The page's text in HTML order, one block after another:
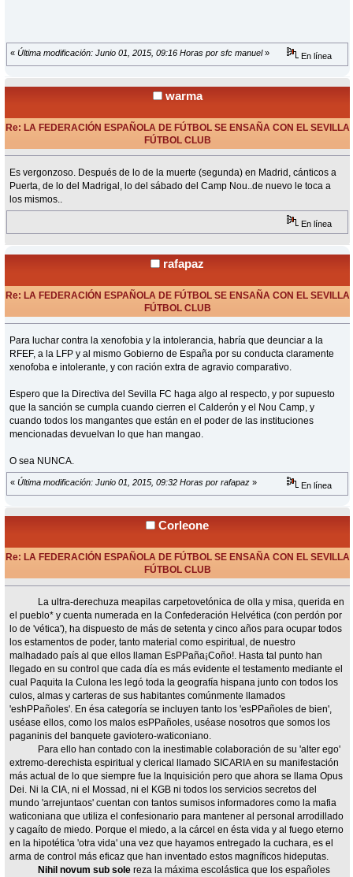
« Última modificación: Junio 01, 2015, 09:16 Horas por sfc manuel» En línea
warma
Re: LA FEDERACIÓN ESPAÑOLA DE FÚTBOL SE ENSAÑA CON EL SEVILLA
FÚTBOL CLUB
Es vergonzoso. Después de lo de la muerte (segunda) en Madrid, cánticos a
Puerta, de lo del Madrigal, lo del sábado del Camp Nou..de nuevo le toca a
los mismos..
En línea
rafapaz
Re: LA FEDERACIÓN ESPAÑOLA DE FÚTBOL SE ENSAÑA CON EL SEVILLA
FÚTBOL CLUB
Para luchar contra la xenofobia y la intolerancia, habría que deunciar a la
RFEF, a la LFP y al mismo Gobierno de España por su conducta claramente
xenofoba e intolerante, y con ración extra de agravio comparativo.
Espero que la Directiva del Sevilla FC haga algo al respecto, y por supuesto
que la sanción se cumpla cuando cierren el Calderón y el Nou Camp, y
cuando todos los mangantes que están en el poder de las instituciones
mencionadas devuelvan lo que han mangao.
O sea NUNCA.
« Última modificación: Junio 01, 2015, 09:32 Horas por rafapaz » En línea
Corleone
Re: LA FEDERACIÓN ESPAÑOLA DE FÚTBOL SE ENSAÑA CON EL SEVILLA
FÚTBOL CLUB
La ultra-derechuza meapilas carpetovetónica de olla y misa, querida en
el pueblo* y cuenta numerada en la Confederación Helvética (con perdón por
lo de 'vética'), ha dispuesto de más de setenta y cinco años para ocupar todos
los estamentos de poder, tanto material como espiritual, de nuestro
malhadado país al que ellos llaman EsPPaña¡Coño!. Hasta tal punto han
llegado en su control que cada día es más evidente el testamento mediante el
cual Paquita la Culona les legó toda la geografía hispana junto con todos los
culos, almas y carteras de sus habitantes comúnmente llamados
'eshPPañoles'. En ésa categoría se incluyen tanto los 'esPPañoles de bien',
uséase ellos, como los malos esPPañoles, uséase nosotros que somos los
paganinis del banquete gaviotero-waticoniano.
Para ello han contado con la inestimable colaboración de su 'alter ego'
extremo-derechista espiritual y clerical llamado SICARIA en su manifestación
más actual de lo que siempre fue la Inquisición pero que ahora se llama Opus
Dei. Ni la CIA, ni el Mossad, ni el KGB ni todos los servicios secretos del
mundo 'arrejuntaos' cuentan con tantos sumisos informadores como la mafia
waticoniana que utiliza el confesionario para mantener al personal arrodillado
y cagaíto de miedo. Porque el miedo, a la cárcel en ésta vida y al fuego eterno
en la hipotética 'otra vida' una vez que hayamos entregado la cuchara, es el
arma de control más eficaz que han inventado estos magníficos hideputas.
Nihil novum sub sole reza la máxima escolástica que los españoles